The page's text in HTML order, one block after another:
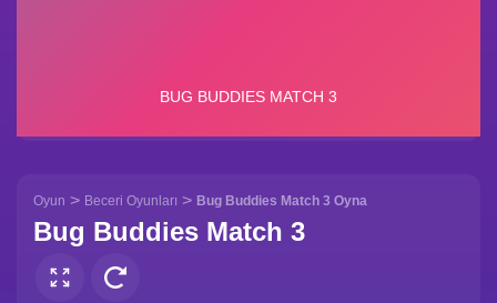
Oyun > Beceri Oyunları > Bug Buddies Match 3 Oyna
Bug Buddies Match 3